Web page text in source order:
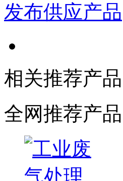
发布供应产品
相关推荐产品
全网推荐产品